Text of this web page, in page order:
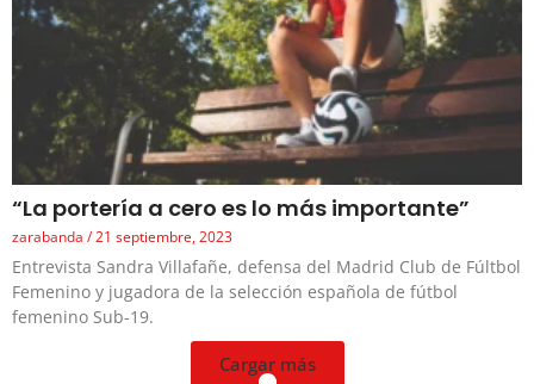
“La portería a cero es lo más importante”
zarabanda 21 septiembre, 2023
Entrevista Sandra Villafañe, defensa del Madrid Club de Fúltbol
Femenino y jugadora de la selección española de fútbol
femenino Sub-19.
Cargar más